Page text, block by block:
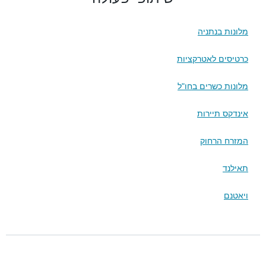
מלונות בנתניה
כרטיסים לאטרקציות
מלונות כשרים בחו"ל
אינדקס תיירות
המזרח הרחוק
תאילנד
ויאטנם